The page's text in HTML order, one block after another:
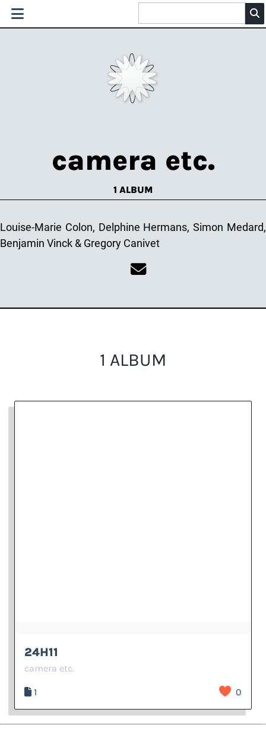
camera etc.
1 ALBUM
Louise-Marie Colon, Delphine Hermans, Simon Medard,
Benjamin Vinck & Gregory Canivet
1 ALBUM
24H11
camera etc.
1 0